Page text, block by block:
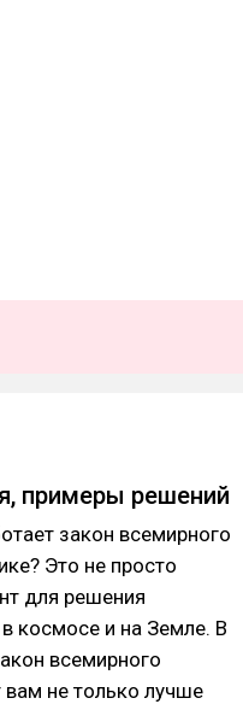
примеры решений
закон всемирного
Это не просто
для решения
космосе и на Земле. В
всемирного
не только лучше